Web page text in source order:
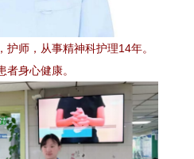
师，从事精神科护理14年。
身心健康。